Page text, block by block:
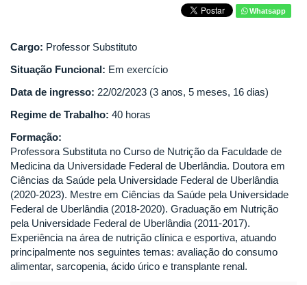
Whatsapp
Cargo: Professor Substituto
Situação Funcional: Em exercício
Data de ingresso: 22/02/2023 (3 anos, 5 meses, 16 dias)
Regime de Trabalho: 40 horas
Formação:
Professora Substituta no Curso de Nutrição da Faculdade de
Medicina da Universidade Federal de Uberlândia. Doutora em
Ciências da Saúde pela Universidade Federal de Uberlândia
(2020-2023). Mestre em Ciências da Saúde pela Universidade
Federal de Uberlândia (2018-2020). Graduação em Nutrição
pela Universidade Federal de Uberlândia (2011-2017).
Experiência na área de nutrição clínica e esportiva, atuando
principalmente nos seguintes temas: avaliação do consumo
alimentar, sarcopenia, ácido úrico e transplante renal.